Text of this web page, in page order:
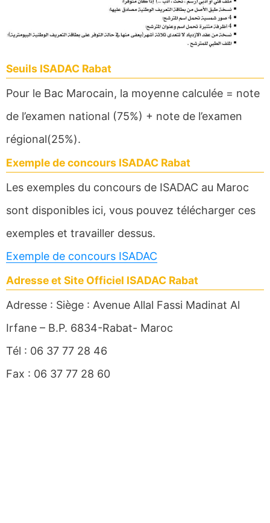
Seuils ISADAC Rabat
Pour le Bac Marocain, la moyenne calculée = note
de l’examen national (75%) + note de l’examen
régional(25%).
Exemple de concours ISADAC Rabat
Les exemples du concours de ISADAC au Maroc
sont disponibles ici, vous pouvez télécharger ces
exemples et travailler dessus.
Exemple de concours ISADAC
Adresse et Site Officiel ISADAC Rabat
Adresse : Siège : Avenue Allal Fassi Madinat Al
Irfane – B.P. 6834-Rabat- Maroc
Tél : 06 37 77 28 46
Fax : 06 37 77 28 60